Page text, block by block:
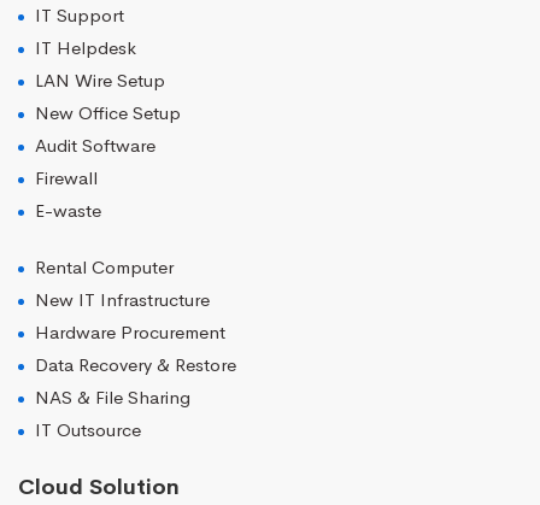
IT Support
IT Helpdesk
LAN Wire Setup
New Office Setup
Audit Software
Firewall
E-waste
Rental Computer
New IT Infrastructure
Hardware Procurement
Data Recovery & Restore
NAS & File Sharing
IT Outsource
Cloud Solution